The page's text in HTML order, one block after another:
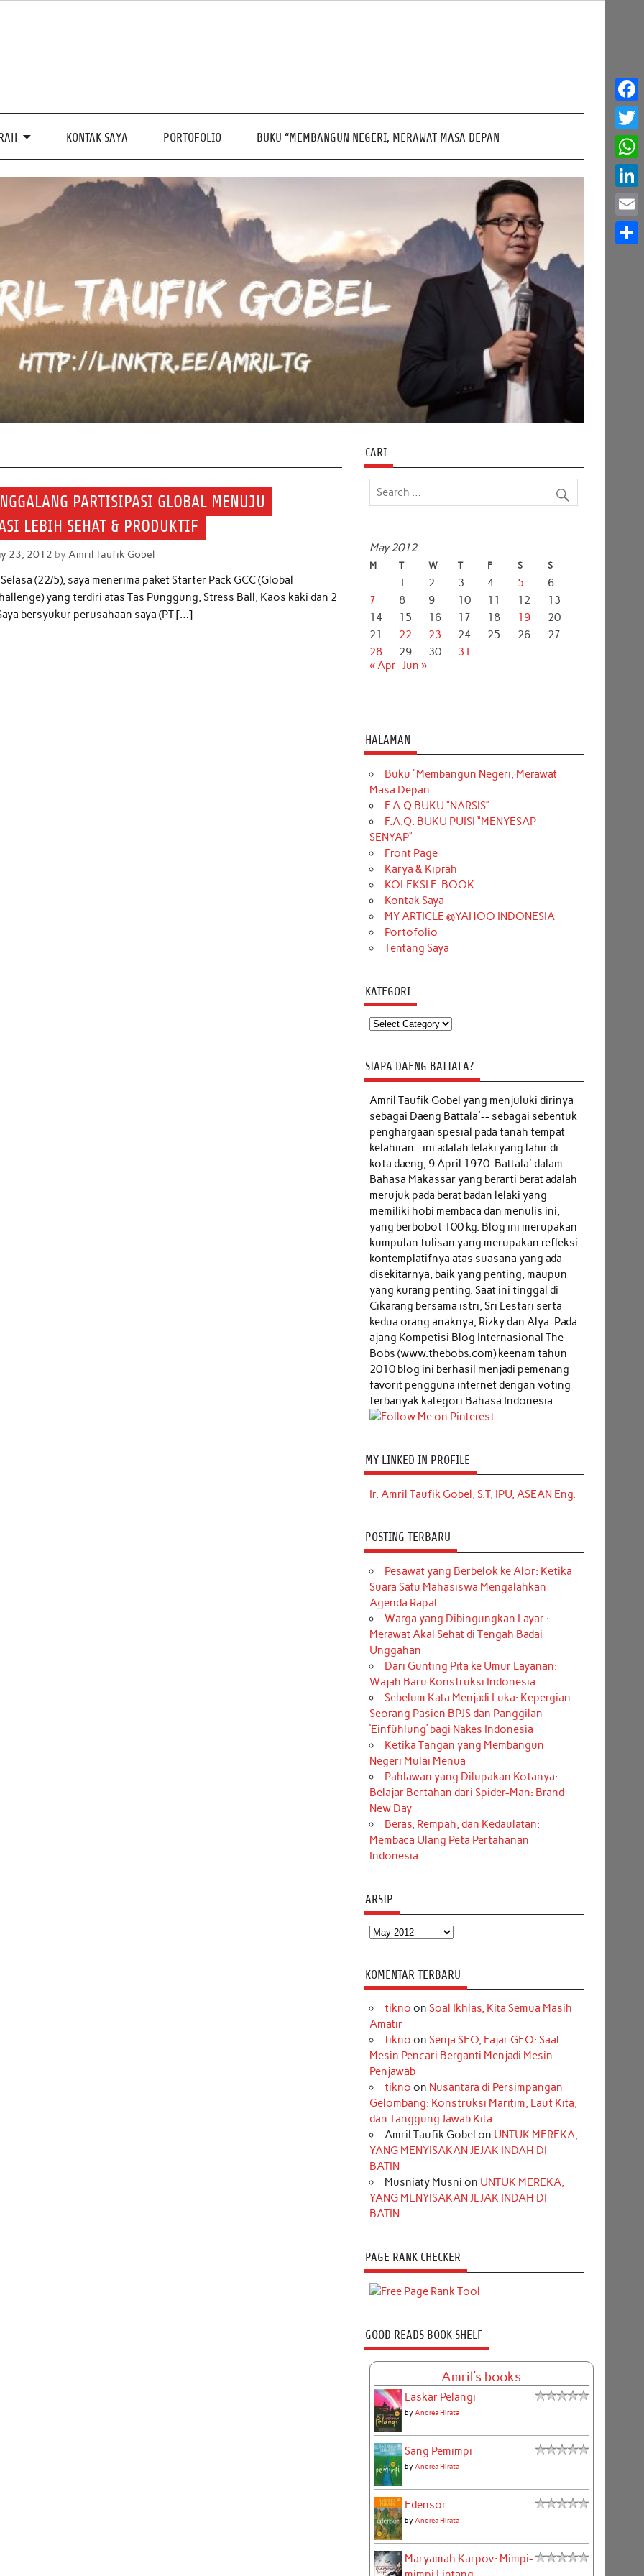
KONTAK SAYA PORTOFOLIO BUKU “MEMBANGUN NEGERI, MERAWAT MASA DEPAN
PARTISIPASI GLOBAL MENUJU
LEBIH SEHAT & PRODUKTIF
23, 2012 by Amril Taufik Gobel
(22/5), saya menerima paket Starter Pack GCC (Global
yang terdiri atas Tas Punggung, Stress Ball, Kaos kaki dan 2
bersyukur perusahaan saya (PT […]
CARI
May 2012
M T W T F S S
1 2 3 4 5
6
7
8 9 10 11 12
13
14
15 16 17 18 19
20
21
22 23 24 25 26
27
28
29 30
31
« Apr Jun »
HALAMAN
Buku “Membangun Negeri, Merawat
Masa Depan
F.A.Q BUKU “NARSIS”
F.A.Q. BUKU PUISI “MENYESAP
SENYAP”
Front Page
Karya & Kiprah
KOLEKSI E-BOOK
Kontak Saya
MY ARTICLE @YAHOO INDONESIA
Portofolio
Tentang Saya
KATEGORI
Kategori
SIAPA DAENG BATTALA?
Amril Taufik Gobel yang menjuluki dirinya
sebagai Daeng Battala'-- sebagai sebentuk
penghargaan spesial pada tanah tempat
kelahiran--ini adalah lelaki yang lahir di
kota daeng, 9 April 1970. Battala' dalam
Bahasa Makassar yang berarti berat adalah
merujuk pada berat badan lelaki yang
memiliki hobi membaca dan menulis ini,
yang berbobot 100 kg. Blog ini merupakan
kumpulan tulisan yang merupakan refleksi
kontemplatifnya atas suasana yang ada
disekitarnya, baik yang penting, maupun
yang kurang penting. Saat ini tinggal di
Cikarang bersama istri, Sri Lestari serta
kedua orang anaknya, Rizky dan Alya. Pada
ajang Kompetisi Blog Internasional The
Bobs (www.thebobs.com) keenam tahun
2010 blog ini berhasil menjadi pemenang
favorit pengguna internet dengan voting
terbanyak kategori Bahasa Indonesia.
MY LINKED IN PROFILE
Ir. Amril Taufik Gobel, S.T, IPU, ASEAN Eng.
POSTING TERBARU
Pesawat yang Berbelok ke Alor: Ketika
Suara Satu Mahasiswa Mengalahkan
Agenda Rapat
Warga yang Dibingungkan Layar :
Merawat Akal Sehat di Tengah Badai
Unggahan
Dari Gunting Pita ke Umur Layanan:
Wajah Baru Konstruksi Indonesia
Sebelum Kata Menjadi Luka: Kepergian
Seorang Pasien BPJS dan Panggilan
‘Einfühlung’ bagi Nakes Indonesia
Ketika Tangan yang Membangun
Negeri Mulai Menua
Pahlawan yang Dilupakan Kotanya:
Belajar Bertahan dari Spider-Man: Brand
New Day
Beras, Rempah, dan Kedaulatan:
Membaca Ulang Peta Pertahanan
Indonesia
ARSIP
Arsip
KOMENTAR TERBARU
tikno on Soal Ikhlas, Kita Semua Masih
Amatir
tikno on Senja SEO, Fajar GEO: Saat
Mesin Pencari Berganti Menjadi Mesin
Penjawab
tikno on Nusantara di Persimpangan
Gelombang: Konstruksi Maritim, Laut Kita,
dan Tanggung Jawab Kita
Amril Taufik Gobel on UNTUK MEREKA,
YANG MENYISAKAN JEJAK INDAH DI
BATIN
Musniaty Musni on UNTUK MEREKA,
YANG MENYISAKAN JEJAK INDAH DI
BATIN
PAGE RANK CHECKER
GOOD READS BOOK SHELF
Amril's books
Laskar Pelangi
by Andrea Hirata
Sang Pemimpi
by Andrea Hirata
Edensor
by Andrea Hirata
Maryamah Karpov: Mimpi-
Email